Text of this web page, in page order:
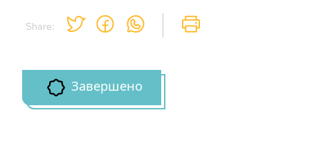
Share:
Завершено